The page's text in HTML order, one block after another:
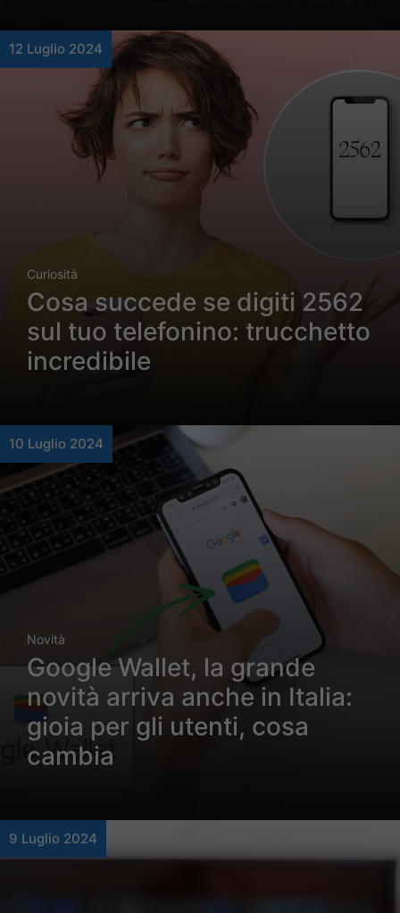
12 Luglio 2024
Curiosità
Cosa succede se digiti 2562
sul tuo telefonino: trucchetto
incredibile
10 Luglio 2024
Novità
Google Wallet, la grande
novità arriva anche in Italia:
gioia per gli utenti, cosa
cambia
9 Luglio 2024